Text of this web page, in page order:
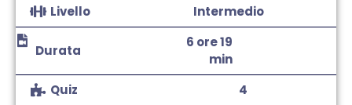
Livello Intermedio
Durata
6 ore 19
min
Quiz
4